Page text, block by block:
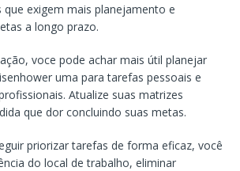
exigem mais planejamento e
a longo prazo.
voce pode achar mais útil planejar
uma para tarefas pessoais e
Atualize suas matrizes
que dor concluindo suas metas.
priorizar tarefas de forma eficaz, você
do local de trabalho, eliminar